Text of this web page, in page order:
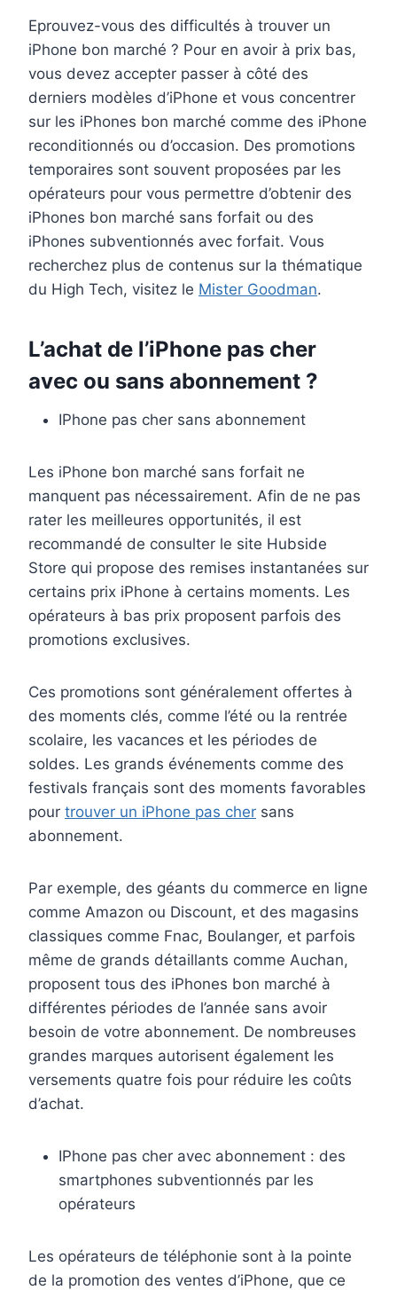
Eprouvez-vous des difficultés à trouver un
iPhone bon marché ? Pour en avoir à prix bas,
vous devez accepter passer à côté des
derniers modèles d’iPhone et vous concentrer
sur les iPhones bon marché comme des iPhone
reconditionnés ou d’occasion. Des promotions
temporaires sont souvent proposées par les
opérateurs pour vous permettre d’obtenir des
iPhones bon marché sans forfait ou des
iPhones subventionnés avec forfait. Vous
recherchez plus de contenus sur la thématique
du High Tech, visitez le Mister Goodman.
L’achat de l’iPhone pas cher
avec ou sans abonnement ?
IPhone pas cher sans abonnement
Les iPhone bon marché sans forfait ne
manquent pas nécessairement. Afin de ne pas
rater les meilleures opportunités, il est
recommandé de consulter le site Hubside
Store qui propose des remises instantanées sur
certains prix iPhone à certains moments. Les
opérateurs à bas prix proposent parfois des
promotions exclusives.
Ces promotions sont généralement offertes à
des moments clés, comme l’été ou la rentrée
scolaire, les vacances et les périodes de
soldes. Les grands événements comme des
festivals français sont des moments favorables
pour trouver un iPhone pas cher sans
abonnement.
Par exemple, des géants du commerce en ligne
comme Amazon ou Discount, et des magasins
classiques comme Fnac, Boulanger, et parfois
même de grands détaillants comme Auchan,
proposent tous des iPhones bon marché à
différentes périodes de l’année sans avoir
besoin de votre abonnement. De nombreuses
grandes marques autorisent également les
versements quatre fois pour réduire les coûts
d’achat.
IPhone pas cher avec abonnement : des
smartphones subventionnés par les
opérateurs
Les opérateurs de téléphonie sont à la pointe
de la promotion des ventes d’iPhone, que ce